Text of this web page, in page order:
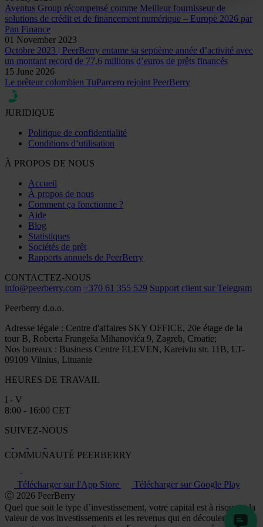
Aventus Group récompensé comme Meilleur fournisseur de
solutions de crédit et de financement numérique – Europe 2026 par
Pan Finance
01 November 2023
Octobre 2023 | PeerBerry entame sa septième année d’activité avec
un montant record de 77,6 millions d’euros de prêts financés
15 June 2026
Le prêteur colombien TuParcero rejoint PeerBerry
JURIDIQUE
Politique de confidentialité
Conditions d‘utilisation
À PROPOS DE NOUS
Accueil
À propos de nous
Comment ça fonctionne ?
Aide
Blog
Statistiques
Sociétés de prêt
Rapports annuels de PeerBerry
CONTACTEZ-NOUS
info@peerberry.com +370 61 355 529 Support client sur Telegram
Peerberry d.o.o.
Adresse légale : Centre d'affaires SKY OFFICE, 20e étage de la
tour B, Roberta Frangeša Mihanovića 9, Zagreb, Croatie;
Nos bureaux : Business Centre ELEVEN, Kareiviu str. 11B, LT-
09109 Vilnius, Lituanie
HEURES DE TRAVAIL
I - V
8:00 - 16:00 CET
SUIVEZ-NOUS
COMMUNAUTÉ PEERBERRY
Télécharger sur l'App Store
Télécharger sur Google Play
Ⓒ 2026 PeerBerry
Quel que soit le type d’investissement, votre capital est à risque et la
valeur de vos investissements et les revenus qui en découlent